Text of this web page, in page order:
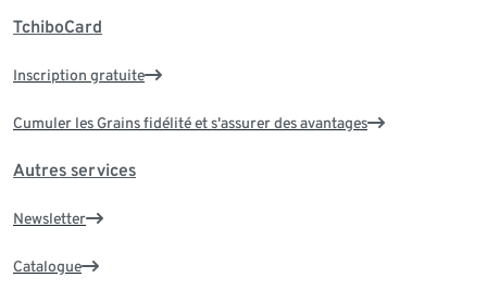
TchiboCard
Inscription gratuite
Cumuler les Grains fidélité et s'assurer des avantages
Autres services
Newsletter
Catalogue